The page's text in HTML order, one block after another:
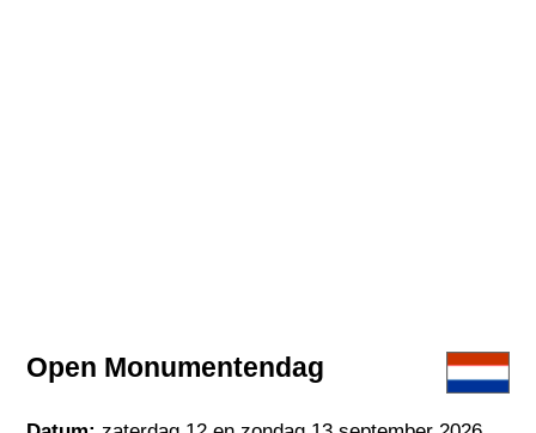
Open Monumentendag